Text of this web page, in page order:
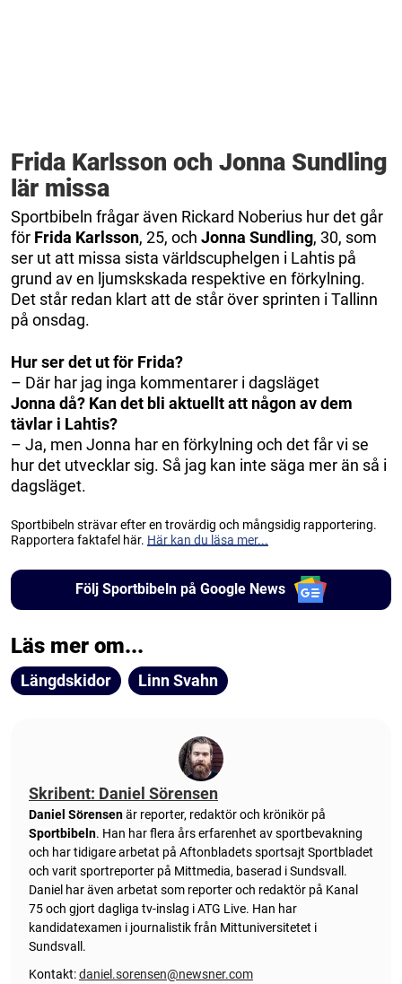
Frida Karlsson och Jonna Sundling
lär missa
Sportbibeln frågar även Rickard Noberius hur det går
för Frida Karlsson, 25, och Jonna Sundling, 30, som
ser ut att missa sista världscuphelgen i Lahtis på
grund av en ljumskskada respektive en förkylning.
Det står redan klart att de står över sprinten i Tallinn
på onsdag.
Hur ser det ut för Frida?
– Där har jag inga kommentarer i dagsläget
Jonna då? Kan det bli aktuellt att någon av dem
tävlar i Lahtis?
– Ja, men Jonna har en förkylning och det får vi se
hur det utvecklar sig. Så jag kan inte säga mer än så i
dagsläget.
Sportbibeln strävar efter en trovärdig och mångsidig rapportering.
Rapportera faktafel här. Här kan du läsa mer...
Följ Sportbibeln på Google News
Läs mer om...
Längdskidor Linn Svahn
Skribent: Daniel Sörensen
Daniel Sörensenär reporter, redaktör och krönikör på
Sportbibeln. Han har flera års erfarenhet av sportbevakning
och har tidigare arbetat på Aftonbladets sportsajt Sportbladet
och varit sportreporter på Mittmedia, baserad i Sundsvall.
Daniel har även arbetat som reporter och redaktör på Kanal
75 och gjort dagliga tv-inslag i ATG Live. Han har
kandidatexamen i journalistik från Mittuniversitetet i
Sundsvall.
Kontakt:daniel.sorensen@newsner.com